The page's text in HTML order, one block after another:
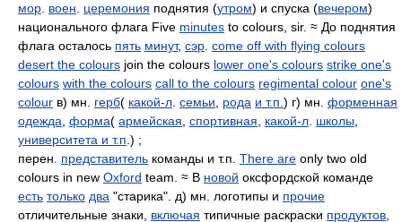
мор воен церемония поднятия (утром) и спуска (вечером)
национального флага Five minutes to colours, sir. ≈ До поднятия
флага осталось пять минут, сэр come off with flying colours
desert the colours join the colours lower one's colours strike one's
colours with the colours call to the colours regimental colour one's
colour в) мн. герб( какой-л семьи рода и т.п. ) г) мн. форменная
одежда форма( армейская спортивная какой-л школы
университета и т.п .) ;
перен. представитель команды и т.п. There are only two old
colours in new Oxford team. ≈ В новой оксфордской команде
есть только два "старика". д) мн. логотипы и прочие
отличительные знаки, включая типичные раскраски продуктов